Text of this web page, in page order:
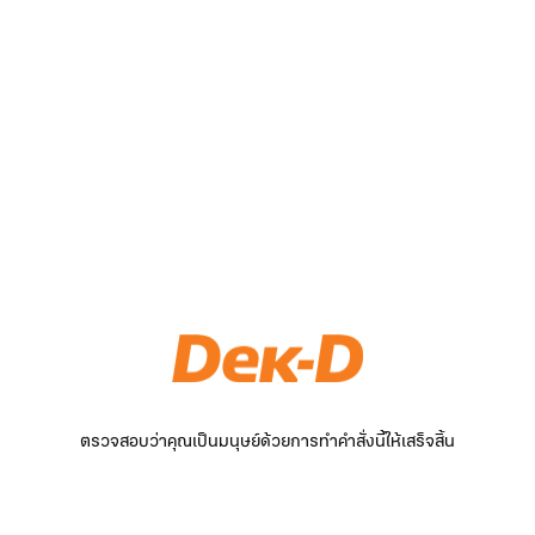
ตรวจสอบว่าคุณเป็นมนุษย์ด้วยการทำคำสั่งนี้ให้เสร็จสิ้น